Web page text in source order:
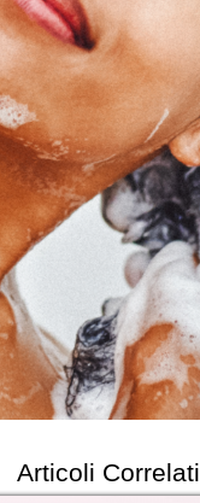
Articoli Correlati